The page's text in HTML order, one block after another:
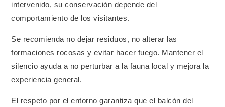
intervenido, su conservación depende del
comportamiento de los visitantes.
Se recomienda no dejar residuos, no alterar las
formaciones rocosas y evitar hacer fuego. Mantener el
silencio ayuda a no perturbar a la fauna local y mejora la
experiencia general.
El respeto por el entorno garantiza que el balcón del